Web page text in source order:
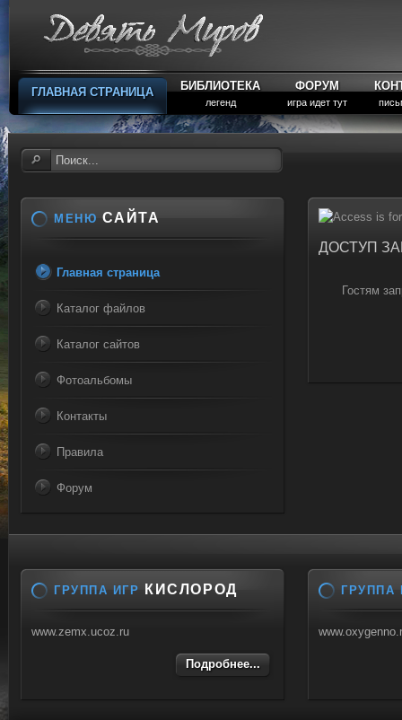
ГЛАВНАЯ СТРАНИЦА БИБЛИОТЕКА
легенд
ФОРУМ
игра идет тут
ДОСТУП
Гостям
МЕНЮ САЙТА
Главная страница
Каталог файлов
Каталог сайтов
Фотоальбомы
Контакты
Правила
Форум
ГРУППА ИГР КИСЛОРОД
www.zemx.ucoz.ru
Подробнее...
ГРУППА